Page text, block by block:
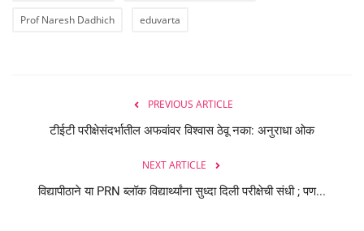
Prof Naresh Dadhich eduvarta
PREVIOUS ARTICLE
टीईटी परीक्षेसंदर्भातील अफवांवर विश्वास ठेवू नका: अनुराधा ओक
NEXT ARTICLE
विद्यापीठाने या PRN ब्लॉक विद्यार्थ्यांना सुध्दा दिली परीक्षेची संधी ; पण...